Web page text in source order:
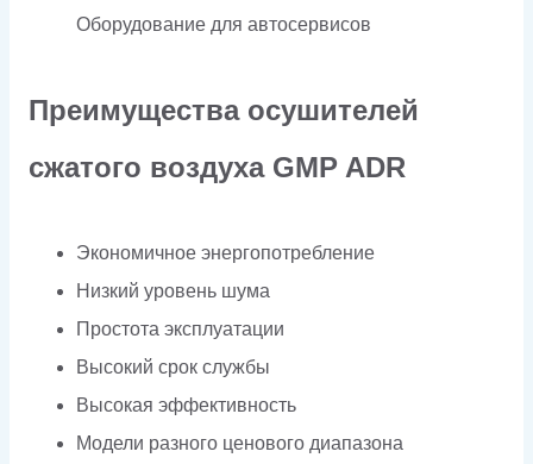
Оборудование для автосервисов
Преимущества осушителей
сжатого воздуха GMP ADR
Экономичное энергопотребление
Низкий уровень шума
Простота эксплуатации
Высокий срок службы
Высокая эффективность
Модели разного ценового диапазона